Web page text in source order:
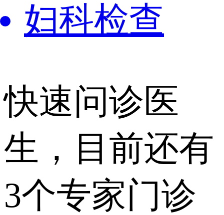
妇科检查
快速问诊医
生，目前还有
3个专家门诊